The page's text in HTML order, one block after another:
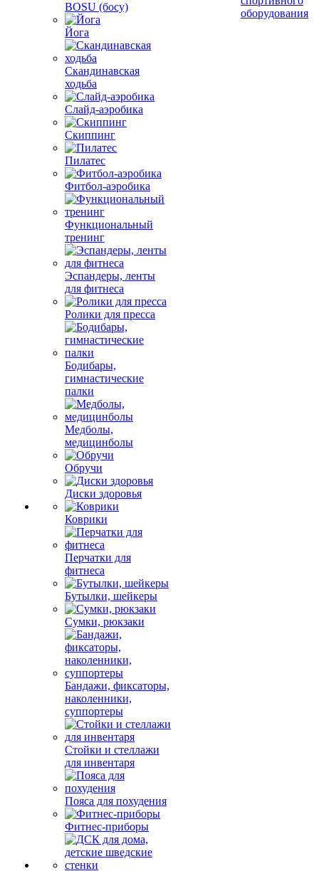
BOSU (босу)
Йога
Скандинавская
ходьба
Слайд-аэробика
Скиппинг
Пилатес
Фитбол-аэробика
Функциональный
тренинг
Эспандеры, ленты
для фитнеса
Ролики для пресса
Бодибары,
гимнастические
палки
Медболы,
медицинболы
Обручи
Диски здоровья
Коврики
Перчатки для
фитнеса
Бутылки, шейкеры
Сумки, рюкзаки
Бандажи, фиксаторы,
наколенники,
суппортеры
Стойки и стеллажи
для инвентаря
Пояса для похудения
Фитнес-приборы
оборудования